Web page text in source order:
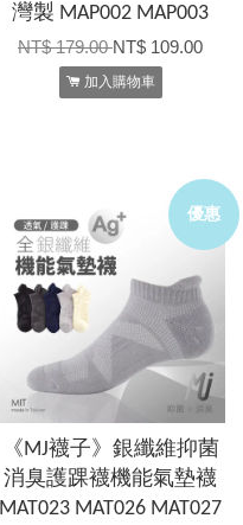
灣製 MAP002 MAP003
NT$ 179.00NT$ 109.00
加入購物車
優惠
《MJ襪子》銀纖維抑菌
消臭護踝襪機能氣墊襪
MAT023 MAT026 MAT027